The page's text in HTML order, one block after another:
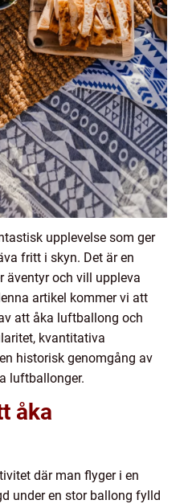
upplevelse som ger
fritt i skyn. Det är en
äventyr och vill uppleva
artikel kommer vi att
att åka luftballong och
kvantitativa
historisk genomgång av
luftballonger.
åka
där man flyger i en
under en stor ballong fylld